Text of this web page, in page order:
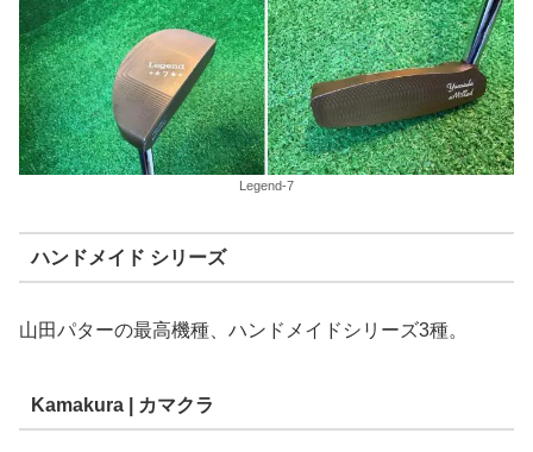
Legend-7
ハンドメイド シリーズ
山田パターの最高機種、ハンドメイドシリーズ3種。
Kamakura | カマクラ